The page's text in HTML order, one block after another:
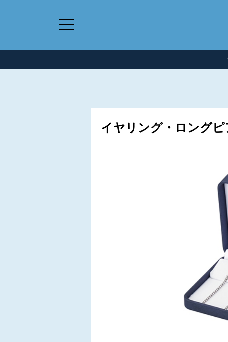
イヤリング・ロング